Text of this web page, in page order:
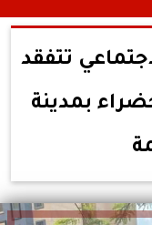
تتفقد
بمدينة